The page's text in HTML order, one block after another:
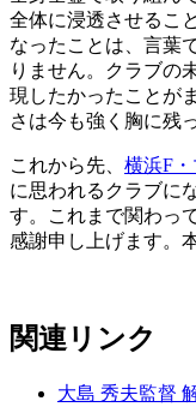
全体に浸透させるこ
なったことは、言葉
りません。クラブの
現したかったことが
さは今も強く胸に残
これから先、 横浜F
に思われるクラブに
す。これまで関わっ
感謝申し上げます。
関連リンク
大島 秀夫監督